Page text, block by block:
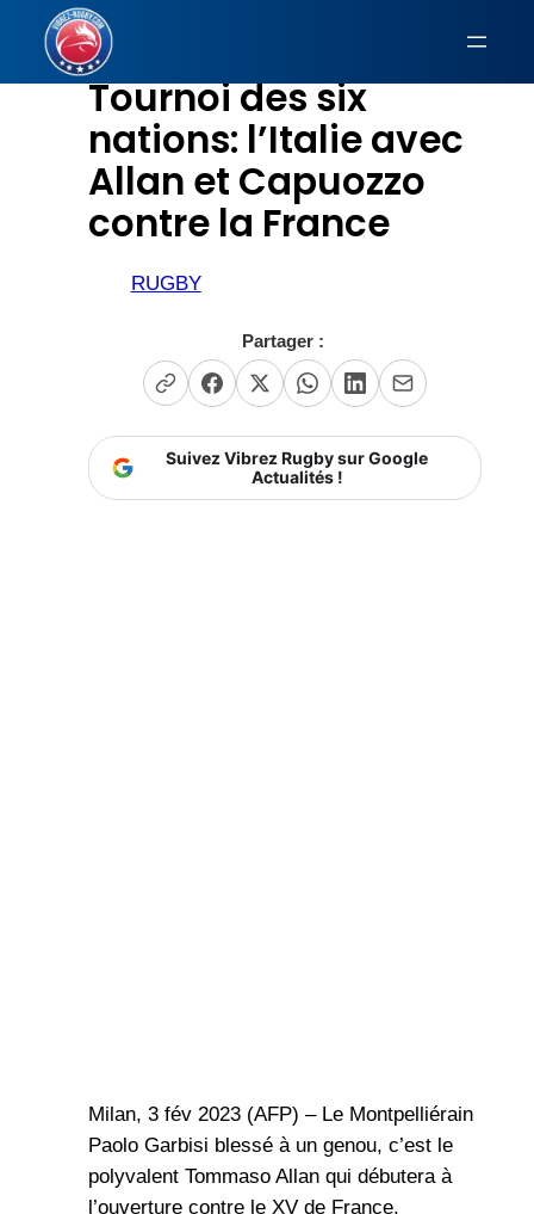
Aller
contenu Tournoi des six
nations: l’Italie avec
Allan et Capuozzo
contre la France
RUGBY
Partager :
Suivez Vibrez Rugby sur Google
Actualités !
Milan, 3 fév 2023 (AFP) – Le Montpelliérain
Paolo Garbisi blessé à un genou, c’est le
polyvalent Tommaso Allan qui débutera à
l’ouverture contre le XV de France,